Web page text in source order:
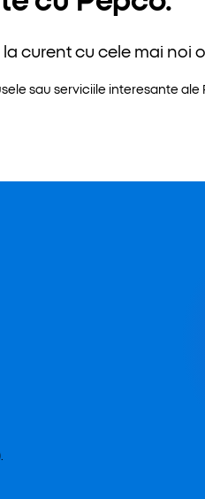
curent cu cele mai noi
sau serviciile interesante ale